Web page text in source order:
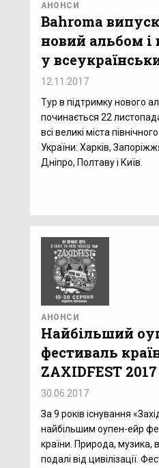
АНОНСИ
Bahroma
новий альбом
у
12.11.2017
Тур в підтримку нового
починається 22
всі великі міста
України: Харків,
Дніпро, Полтаву і Київ.
АНОНСИ
Найбільший
фестиваль
ZAXIDFEST 2017
30.06.2017
За 9 років існування
найбільшим оупен-ейр
країни. Природа, музика,
подалі від цивілізації.